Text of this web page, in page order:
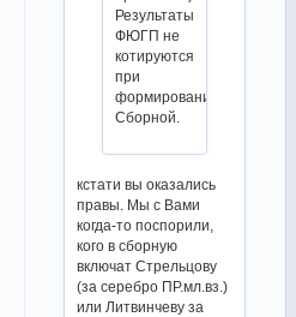
Результаты
ФЮГП не
котируются
при
формировании
Сборной.
кстати вы оказались
правы. Мы с Вами
когда-то поспорили,
кого в сборную
включат Стрельцову
(за серебро ПР.мл.вз.)
или Литвинчеву за